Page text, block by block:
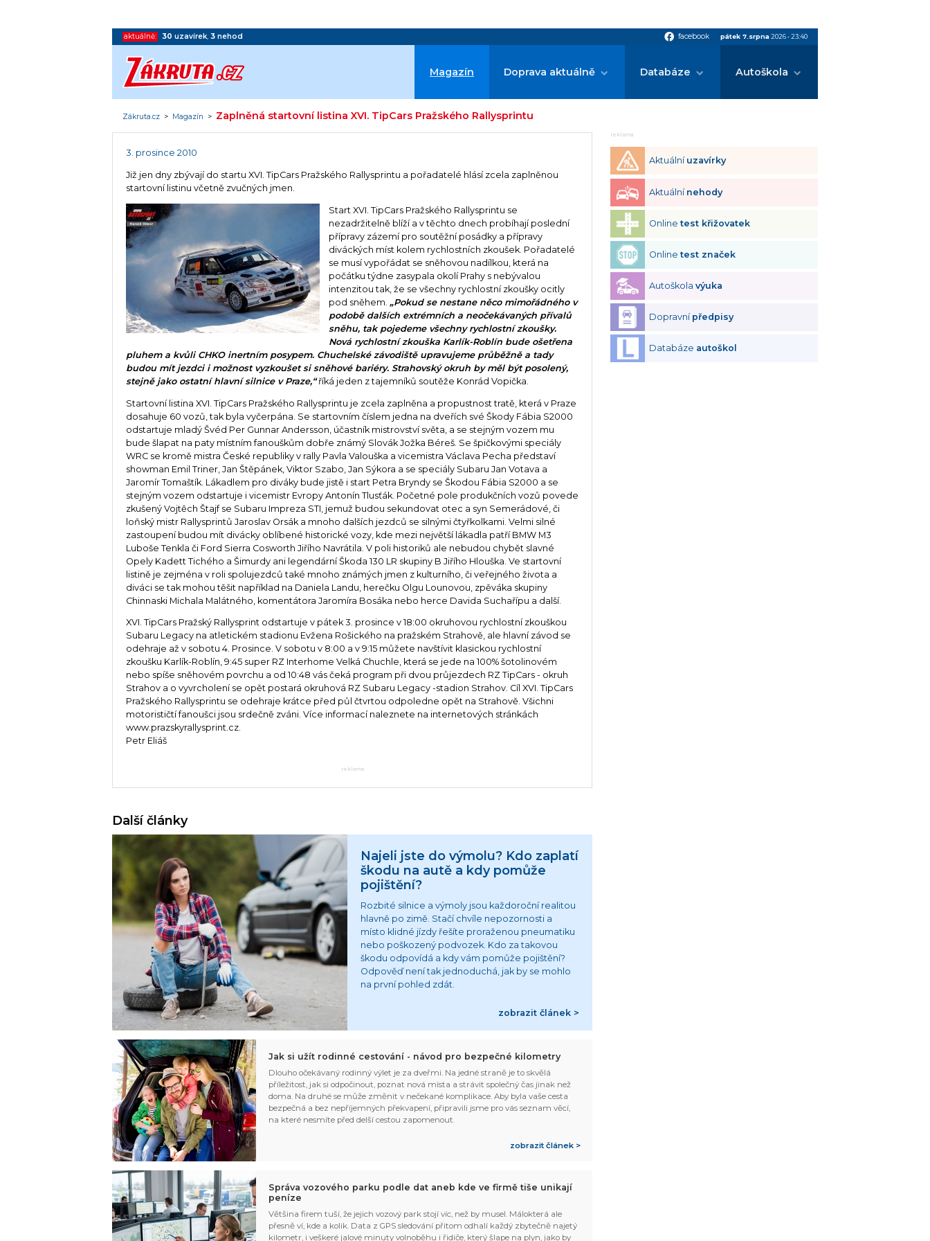
aktuálně: 30 uzavírek, 3 nehod facebook facebook pátek 7.srpna 2026• 23:40
Magazín Doprava aktuálně Databáze Autoškola
Zákruta.cz > Magazín > Zaplněná startovní listina XVI. TipCars Pražského Rallysprintu
3. prosince 2010
Již jen dny zbývají do startu XVI. TipCars Pražského Rallysprintu a pořadatelé hlásí zcela zaplněnou
startovní listinu včetně zvučných jmen.
Start XVI. TipCars Pražského Rallysprintu se
nezadržitelně blíží a v těchto dnech probíhají poslední
přípravy zázemí pro soutěžní posádky a přípravy
diváckých míst kolem rychlostních zkoušek. Pořadatelé
se musí vypořádat se sněhovou nadílkou, která na
počátku týdne zasypala okolí Prahy s nebývalou
intenzitou tak, že se všechny rychlostní zkoušky ocitly
pod sněhem. „Pokud se nestane něco mimořádného v
podobě dalších extrémních a neočekávaných přívalů
sněhu, tak pojedeme všechny rychlostní zkoušky.
Nová rychlostní zkouška Karlík-Roblín bude ošetřena
pluhem a kvůli CHKO inertním posypem. Chuchelské závodiště upravujeme průběžně a tady
budou mít jezdci i možnost vyzkoušet si sněhové bariéry. Strahovský okruh by měl být posolený,
stejně jako ostatní hlavní silnice v Praze,“říká jeden z tajemníků soutěže Konrád Vopička.
Startovní listina XVI. TipCars Pražského Rallysprintu je zcela zaplněna a propustnost tratě, která v Praze
dosahuje 60 vozů, tak byla vyčerpána. Se startovním číslem jedna na dveřích své Škody Fábia S2000
odstartuje mladý Švéd Per Gunnar Andersson, účastník mistrovství světa, a se stejným vozem mu
bude šlapat na paty místním fanouškům dobře známý Slovák Jožka Béreš. Se špičkovými speciály
WRC se kromě mistra České republiky v rally Pavla Valouška a vicemistra Václava Pecha představí
showman Emil Triner, Jan Štěpánek, Viktor Szabo, Jan Sýkora a se speciály Subaru Jan Votava a
Jaromír Tomaštík. Lákadlem pro diváky bude jistě i start Petra Bryndy se Škodou Fábia S2000 a se
stejným vozem odstartuje i vicemistr Evropy Antonín Tlusťák. Početné pole produkčních vozů povede
zkušený Vojtěch Štajf se Subaru Impreza STI, jemuž budou sekundovat otec a syn Semerádové, či
loňský mistr Rallysprintů Jaroslav Orsák a mnoho dalších jezdců se silnými čtyřkolkami. Velmi silné
zastoupení budou mít divácky oblíbené historické vozy, kde mezi největší lákadla patří BMW M3
Luboše Tenkla či Ford Sierra Cosworth Jiřího Navrátila. V poli historiků ale nebudou chybět slavné
Opely Kadett Tichého a Šimurdy ani legendární Škoda 130 LR skupiny B Jiřího Hlouška. Ve startovní
listině je zejména v roli spolujezdců také mnoho známých jmen z kulturního, či veřejného života a
diváci se tak mohou těšit například na Daniela Landu, herečku Olgu Lounovou, zpěváka skupiny
Chinnaski Michala Malátného, komentátora Jaromíra Bosáka nebo herce Davida Suchařípu a další.
XVI. TipCars Pražský Rallysprint odstartuje v pátek 3. prosince v 18:00 okruhovou rychlostní zkouškou
Subaru Legacy na atletickém stadionu Evžena Rošického na pražském Strahově, ale hlavní závod se
odehraje až v sobotu 4. Prosince. V sobotu v 8:00 a v 9:15 můžete navštívit klasickou rychlostní
zkoušku Karlík-Roblín, 9:45 super RZ Interhome Velká Chuchle, která se jede na 100% šotolinovém
nebo spíše sněhovém povrchu a od 10:48 vás čeká program při dvou průjezdech RZ TipCars - okruh
Strahov a o vyvrcholení se opět postará okruhová RZ Subaru Legacy -stadion Strahov. Cíl XVI. TipCars
Pražského Rallysprintu se odehraje krátce před půl čtvrtou odpoledne opět na Strahově. Všichni
motorističtí fanoušci jsou srdečně zváni. Více informací naleznete na internetových stránkách
www.prazskyrallysprint.cz.
Petr Eliáš
reklama
Další články
Najeli jste do výmolu? Kdo zaplatí
škodu na autě a kdy pomůže
pojištění?
Rozbité silnice a výmoly jsou každoroční realitou
hlavně po zimě. Stačí chvíle nepozornosti a
místo klidné jízdy řešíte proraženou pneumatiku
nebo poškozený podvozek. Kdo za takovou
škodu odpovídá a kdy vám pomůže pojištění?
Odpověď není tak jednoduchá, jak by se mohlo
na první pohled zdát.
zobrazit článek >
Jak si užít rodinné cestování - návod pro bezpečné kilometry
Dlouho očekávaný rodinný výlet je za dveřmi. Na jedné straně je to skvělá
příležitost, jak si odpočinout, poznat nová místa a strávit společný čas jinak než
doma. Na druhé se může změnit v nečekané komplikace. Aby byla vaše cesta
bezpečná a bez nepříjemných překvapení, připravili jsme pro vás seznam věcí,
na které nesmíte před delší cestou zapomenout.
zobrazit článek >
Správa vozového parku podle dat aneb kde ve firmě tiše unikají
peníze
Většina firem tuší, že jejich vozový park stojí víc, než by musel. Málokterá ale
přesně ví, kde a kolik. Data z GPS sledování přitom odhalí každý zbytečně najetý
kilometr, i veškeré jalové minuty volnoběhu i řidiče, který šlape na plyn, jako by
reklama
Aktuální uzavírky
Aktuální nehody
Onlinetest křižovatek
Onlinetest značek
Autoškolavýuka
Dopravní předpisy
Databáze autoškol